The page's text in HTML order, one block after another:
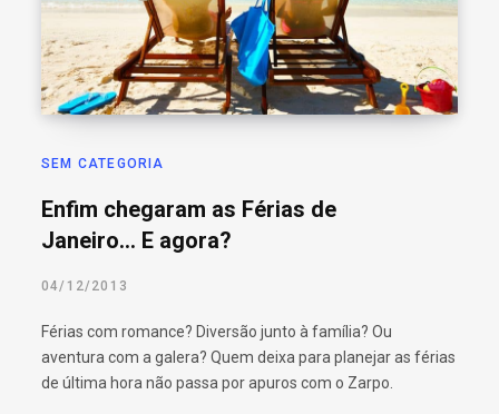
SEM CATEGORIA
Enfim chegaram as Férias de
Janeiro… E agora?
04/12/2013
Férias com romance? Diversão junto à família? Ou
aventura com a galera? Quem deixa para planejar as férias
de última hora não passa por apuros com o Zarpo.